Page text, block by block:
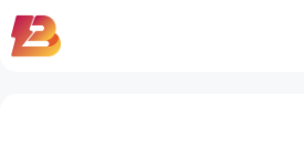
Skip
to